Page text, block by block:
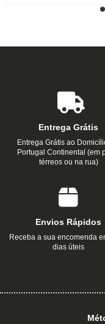
Entrega Grátis
Entrega Grátis ao
Portugal Continental (em
térreos ou na rua)
Envios Rápidos
Receba a sua encomenda
dias úteis